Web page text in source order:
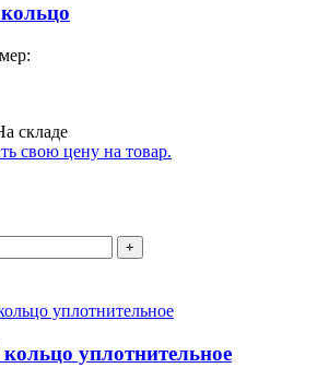
складе
свою цену на товар.
уплотнительное